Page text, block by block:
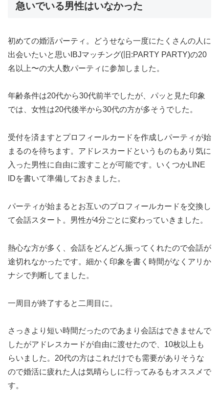
急いでいる男性はいなかった
初めての婚活パーティ。どうせなら一度にたくさんの人に
出会いたいと思いIBJマッチング(旧:PARTY PARTY)の20
名以上〜の大人数パーティに参加しました。
年齢条件は20代から30代前半でしたが、パッと見た印象
では、女性は20代後半から30代の方が多そうでした。
受付を済ますとプロフィールカードを作成しパーティが始
まるのを待ちます。アドレスカードというものもあり気に
入った男性に自由に渡すことが可能です。いくつかLINE
IDを書いて準備しておきました。
パーティが始まるとお互いのプロフィールカードを交換し
て会話スタート。男性が4分ごとに変わっていきました。
熱心な方が多く、会話をどんどん振ってくれたので会話が
途切れなかったです。細かく印象を書く時間がなくアリか
ナシで判断してました。
一周目が終了すると二周目に。
さっきより短い時間だったのであまり会話はできませんで
したがアドレスカードが自由に渡せたので、10枚以上も
らいました。20代の方はこれだけでも需要がありそうな
ので婚活に疲れた人は気晴らしに行ってみるもオススメで
す。